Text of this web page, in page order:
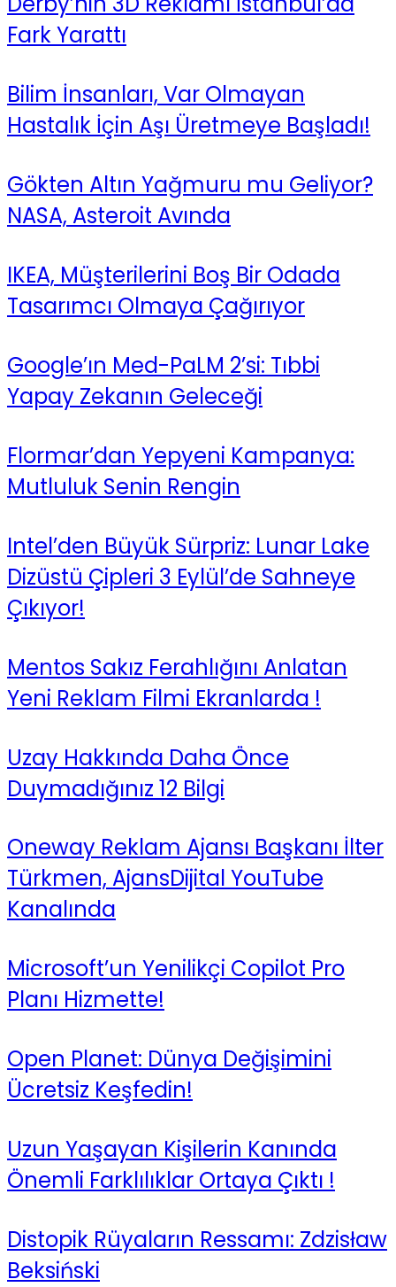
Fark Yarattı
Bilim İnsanları, Var Olmayan
Hastalık İçin Aşı Üretmeye Başladı!
Gökten Altın Yağmuru mu Geliyor?
NASA, Asteroit Avında
IKEA, Müşterilerini Boş Bir Odada
Tasarımcı Olmaya Çağırıyor
Google’ın Med-PaLM 2’si: Tıbbi
Yapay Zekanın Geleceği
Flormar’dan Yepyeni Kampanya:
Mutluluk Senin Rengin
Intel’den Büyük Sürpriz: Lunar Lake
Dizüstü Çipleri 3 Eylül’de Sahneye
Çıkıyor!
Mentos Sakız Ferahlığını Anlatan
Yeni Reklam Filmi Ekranlarda !
Uzay Hakkında Daha Önce
Duymadığınız 12 Bilgi
Oneway Reklam Ajansı Başkanı İlter
Türkmen, AjansDijital YouTube
Kanalında
Microsoft’un Yenilikçi Copilot Pro
Planı Hizmette!
Open Planet: Dünya Değişimini
Ücretsiz Keşfedin!
Uzun Yaşayan Kişilerin Kanında
Önemli Farklılıklar Ortaya Çıktı !
Distopik Rüyaların Ressamı: Zdzisław
Beksiński